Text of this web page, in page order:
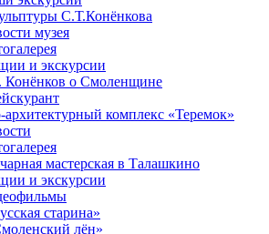
С.Т.Конёнкова
музея
и экскурсии
Конёнков о Смоленщине
архитектурный комплекс «Теремок»
мастерская в Талашкино
и экскурсии
старина»
лён»